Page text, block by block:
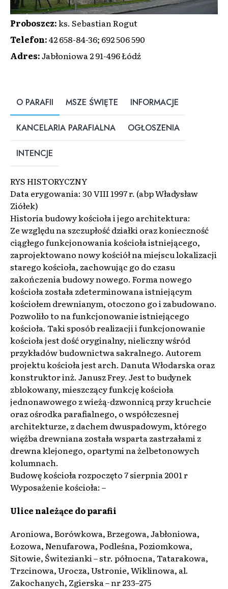
Proboszcz:ks. Sebastian Rogut
Telefon:42 658-84-36; 692 506 590
Adres:Jabłoniowa 2 91-496 Łódź
O PARAFII MSZE ŚWIĘTE INFORMACJE
KANCELARIA PARAFIALNA OGŁOSZENIA
INTENCJE
RYS HISTORYCZNY
Data erygowania: 30 VIII 1997 r. (abp Władysław
Ziółek)
Historia budowy kościoła i jego architektura:
Ze względu na szczupłość działki oraz konieczność
ciągłego funkcjonowania kościoła istniejącego,
zaprojektowano nowy kościół na miejscu lokalizacji
starego kościoła, zachowując go do czasu
zakończenia budowy nowego. Forma nowego
kościoła została zdeterminowana istniejącym
kościołem drewnianym, otoczono go i zabudowano.
Pozwoliło to na funkcjonowanie istniejącego
kościoła. Taki sposób realizacji i funkcjonowanie
kościoła jest dość oryginalny, nieliczny wśród
przykładów budownictwa sakralnego. Autorem
projektu kościoła jest arch. Danuta Włodarska oraz
konstruktor inż. Janusz Frey. Jest to budynek
zblokowany, mieszczący funkcję kościoła
jednonawowego z wieżą-dzwonnicą przy kruchcie
oraz ośrodka parafialnego, o współczesnej
architekturze, z dachem dwuspadowym, którego
więźba drewniana została wsparta zastrzałami z
drewna klejonego, opartymi na żelbetonowych
kolumnach.
Budowę kościoła rozpoczęto 7 sierpnia 2001 r
Wyposażenie kościoła: –
Ulice należące do parafii
Aroniowa, Borówkowa, Brzegowa, Jabłoniowa,
Łozowa, Nenufarowa, Podleśna, Poziomkowa,
Sitowie, Świtezianki – str. północna, Tatarakowa,
Trzcinowa, Urocza, Ustronie, Wiklinowa, al.
Zakochanych, Zgierska – nr 233–275